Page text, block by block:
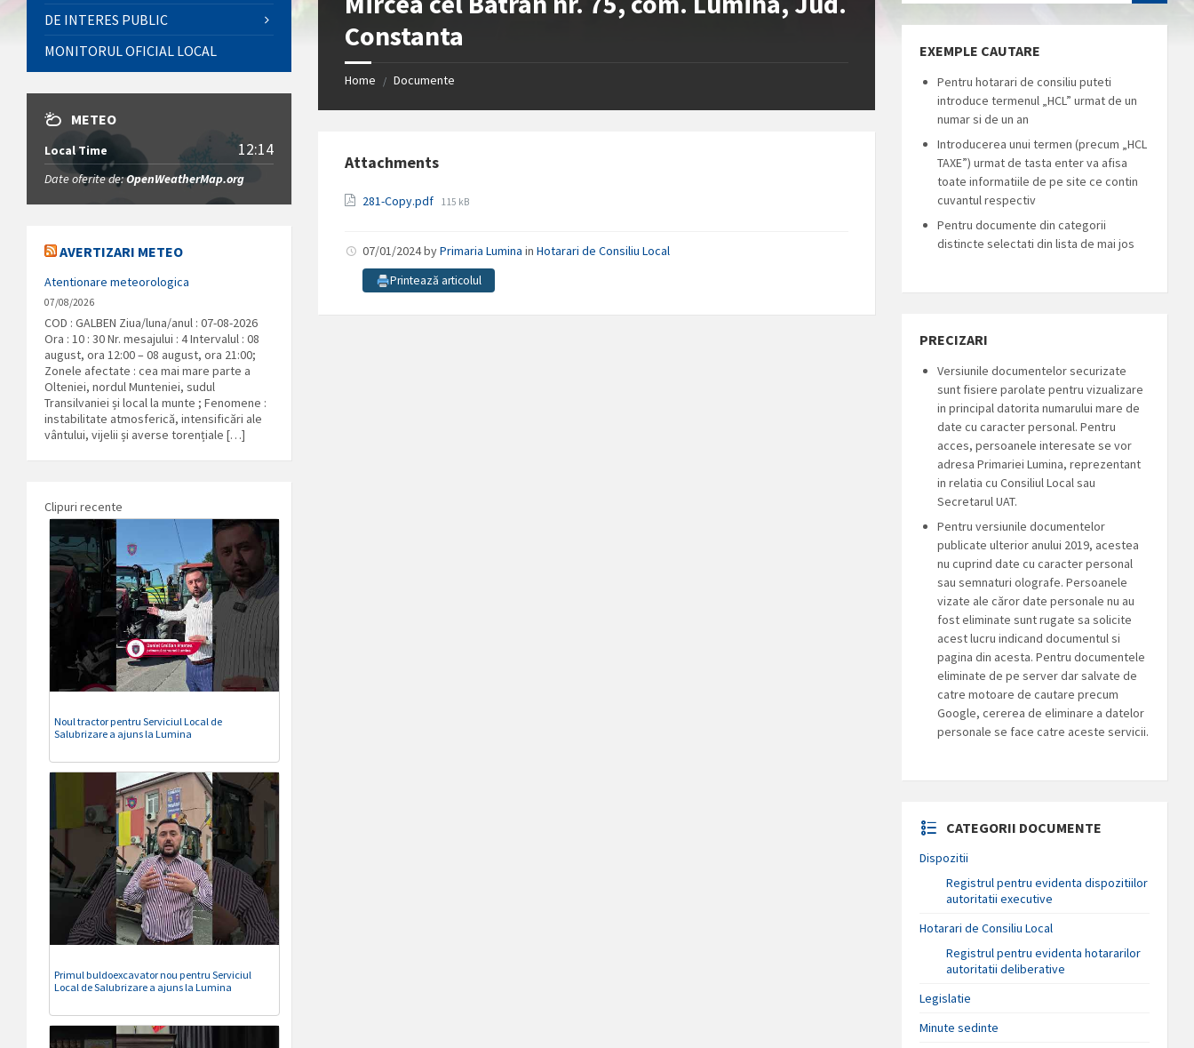
Constanta
Home / Documente
Attachments
281-Copy.pdf File
115 kB
07/01/2024byPrimaria Lumina inHotarari de Consiliu Local
Printează articolul
DE INTERES PUBLIC
MONITORUL OFICIAL LOCAL
METEO
Local Time 12:14
Date oferite de:OpenWeatherMap.org
AVERTIZARI METEO
Atentionare meteorologica
07/08/2026
COD : GALBEN Ziua/luna/anul : 07-08-2026
Ora : 10 : 30 Nr. mesajului : 4 Intervalul : 08
august, ora 12:00 – 08 august, ora 21:00;
Zonele afectate : cea mai mare parte a
Olteniei, nordul Munteniei, sudul
Transilvaniei și local la munte ; Fenomene :
instabilitate atmosferică, intensificări ale
vântului, vijelii și averse torențiale […]
Clipuri recente
Noul tractor pentru Serviciul Local de
Salubrizare a ajuns la Lumina
Primul buldoexcavator nou pentru Serviciul
Local de Salubrizare a ajuns la Lumina
EXEMPLE CAUTARE
Pentru hotarari de consiliu puteti
introduce termenul „HCL” urmat de un
numar si de un an
Introducerea unui termen (precum „HCL
TAXE”) urmat de tasta enter va afisa
toate informatiile de pe site ce contin
cuvantul respectiv
Pentru documente din categorii
distincte selectati din lista de mai jos
PRECIZARI
Versiunile documentelor securizate
sunt fisiere parolate pentru vizualizare
in principal datorita numarului mare de
date cu caracter personal. Pentru
acces, persoanele interesate se vor
adresa Primariei Lumina, reprezentant
in relatia cu Consiliul Local sau
Secretarul UAT.
Pentru versiunile documentelor
publicate ulterior anului 2019, acestea
nu cuprind date cu caracter personal
sau semnaturi olografe. Persoanele
vizate ale căror date personale nu au
fost eliminate sunt rugate sa solicite
acest lucru indicand documentul si
pagina din acesta. Pentru documentele
eliminate de pe server dar salvate de
catre motoare de cautare precum
Google, cererea de eliminare a datelor
personale se face catre aceste servicii.
CATEGORII DOCUMENTE
Dispozitii
Registrul pentru evidenta dispozitiilor
autoritatii executive
Hotarari de Consiliu Local
Registrul pentru evidenta hotararilor
autoritatii deliberative
Legislatie
Minute sedinte